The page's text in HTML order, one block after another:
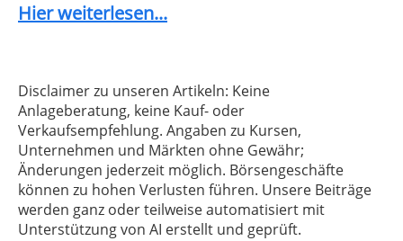
Hier weiterlesen...
Disclaimer zu unseren Artikeln: Keine
Anlageberatung, keine Kauf- oder
Verkaufsempfehlung. Angaben zu Kursen,
Unternehmen und Märkten ohne Gewähr;
Änderungen jederzeit möglich. Börsengeschäfte
können zu hohen Verlusten führen. Unsere Beiträge
werden ganz oder teilweise automatisiert mit
Unterstützung von AI erstellt und geprüft.